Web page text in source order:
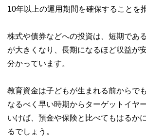
10年以上の運用期間を確保することを
株式や債券などへの投資は、短期であ
が大きくなり、長期になるほど収益が
分かっています。
教育資金は子どもが生まれる前からで
なるべく早い時期からターゲットイヤ
いけば、預金や保険と比べてもはるか
るでしょう。